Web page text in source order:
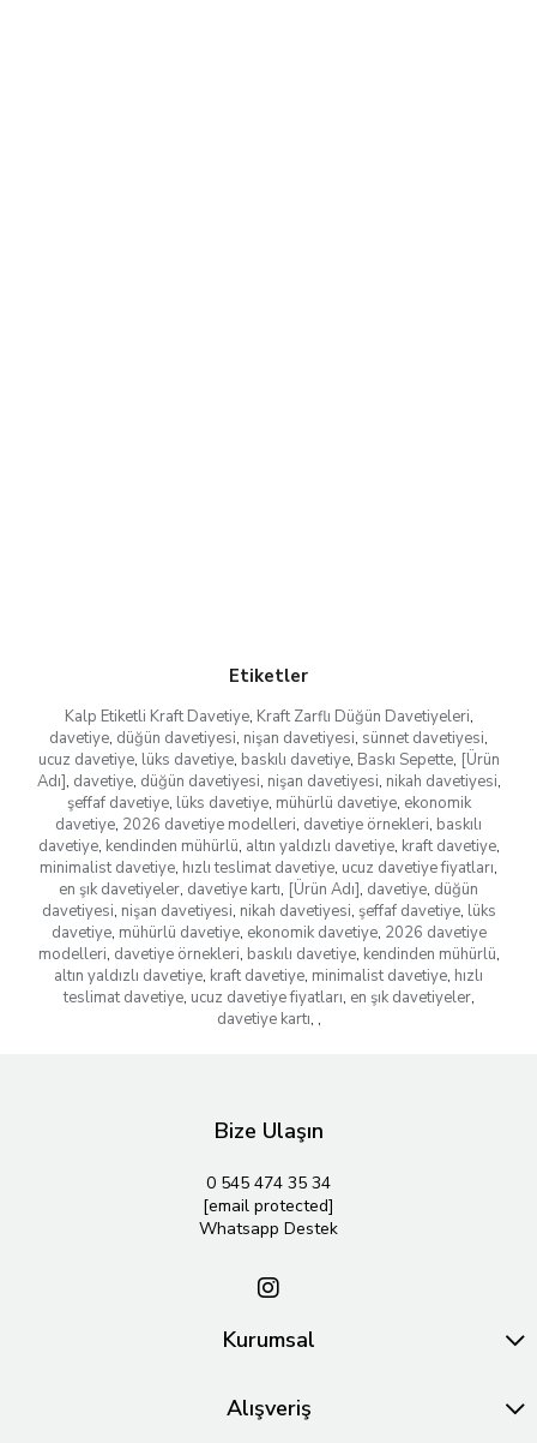
Etiketler
Kalp Etiketli Kraft Davetiye, Kraft Zarflı Düğün Davetiyeleri,
davetiye, düğün davetiyesi, nişan davetiyesi, sünnet davetiyesi,
ucuz davetiye, lüks davetiye, baskılı davetiye, Baskı Sepette, [Ürün
Adı], davetiye, düğün davetiyesi, nişan davetiyesi, nikah davetiyesi,
şeffaf davetiye, lüks davetiye, mühürlü davetiye, ekonomik
davetiye, 2026 davetiye modelleri, davetiye örnekleri, baskılı
davetiye, kendinden mühürlü, altın yaldızlı davetiye, kraft davetiye,
minimalist davetiye, hızlı teslimat davetiye, ucuz davetiye fiyatları,
en şık davetiyeler, davetiye kartı, [Ürün Adı], davetiye, düğün
davetiyesi, nişan davetiyesi, nikah davetiyesi, şeffaf davetiye, lüks
davetiye, mühürlü davetiye, ekonomik davetiye, 2026 davetiye
modelleri, davetiye örnekleri, baskılı davetiye, kendinden mühürlü,
altın yaldızlı davetiye, kraft davetiye, minimalist davetiye, hızlı
teslimat davetiye, ucuz davetiye fiyatları, en şık davetiyeler,
davetiye kartı, ,
Bize Ulaşın
0 545 474 35 34
[email protected]
Whatsapp Destek
Kurumsal
Alışveriş